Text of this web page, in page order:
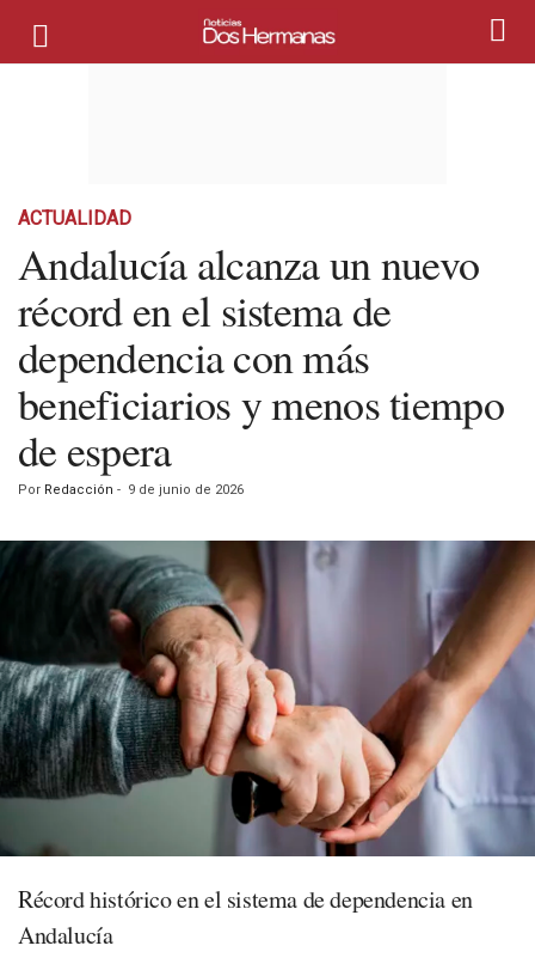
ACTUALIDAD
Andalucía alcanza un nuevo
récord en el sistema de
dependencia con más
beneficiarios y menos tiempo
de espera
Por Redacción - 9 de junio de 2026
Récord histórico en el sistema de dependencia en
Andalucía